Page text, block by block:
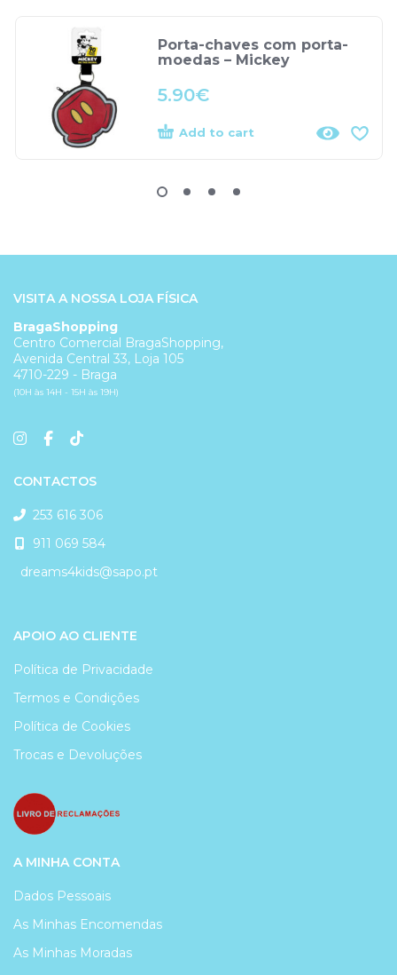
Porta-chaves com porta-
moedas – Mickey
5.90€
Add to cart
VISITA A NOSSA LOJA FÍSICA
BragaShopping
Centro Comercial BragaShopping,
Avenida Central 33, Loja 105
4710-229 - Braga
(10H às 14H - 15H às 19H)
CONTACTOS
253 616 306
911 069 584
dreams4kids@sapo.pt
APOIO AO CLIENTE
Política de Privacidade
Termos e Condições
Política de Cookies
Trocas e Devoluções
A MINHA CONTA
Dados Pessoais
As Minhas Encomendas
As Minhas Moradas